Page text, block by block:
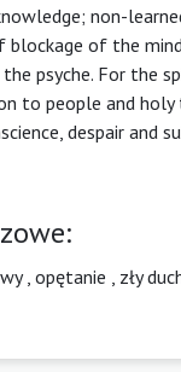
non-
blockage of the
psyche. For the
to people and holy
despair and
, opętanie zły